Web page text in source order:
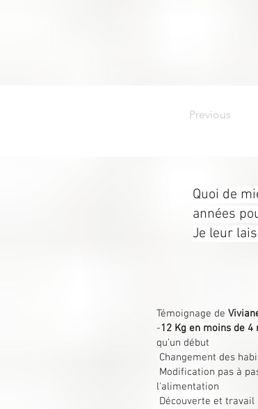
Previous
Quoi de
années
Je leur
Témoignage de
-12 Kg en moins de 4
qu'un début
Changement des
Modification pas à
l'alimentation
Découverte et